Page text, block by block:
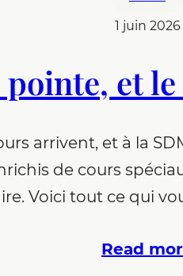
1 juin 2026
et le
arrivent, et à la
de cours
Voici tout ce qui
Read